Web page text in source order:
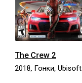
The Crew 2
2018, Гонки, Ubisoft